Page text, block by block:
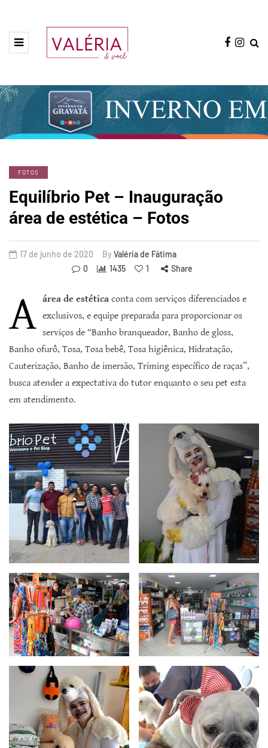
FOTOS
Equilíbrio Pet – Inauguração
área de estética – Fotos
17 de junho de 2020 By Valéria de Fátima
0
1435 1 Share
A área de estética conta com serviços diferenciados e
exclusivos, e equipe preparada para proporcionar os
serviços de “Banho branqueador, Banho de gloss,
Banho ofurô, Tosa, Tosa bebê, Tosa higiênica, Hidratação,
Cauterização, Banho de imersão, Triming específico de raças”,
busca atender a expectativa do tutor enquanto o seu pet esta
em atendimento.